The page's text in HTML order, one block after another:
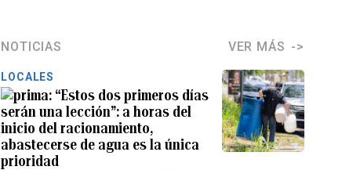
NOTICIAS VER MÁS
LOCALES
“Estos dos primeros días
serán una lección”: a horas del
inicio del racionamiento,
abastecerse de agua es la única
prioridad